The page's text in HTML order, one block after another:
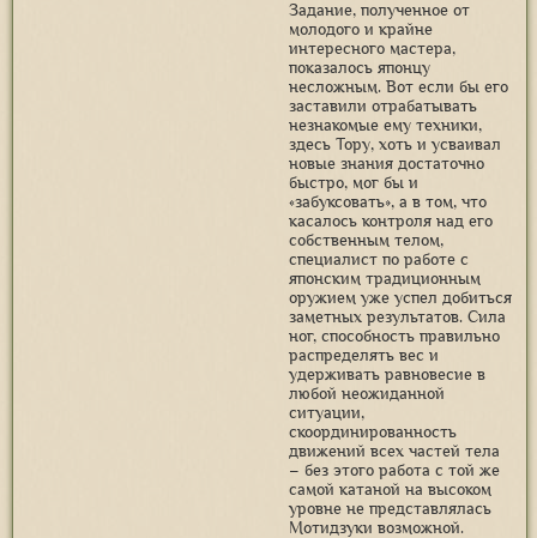
Задание, полученное от
молодого и крайне
интересного мастера,
показалось японцу
несложным. Вот если бы его
заставили отрабатывать
незнакомые ему техники,
здесь Тору, хоть и усваивал
новые знания достаточно
быстро, мог бы и
«забуксовать», а в том, что
касалось контроля над его
собственным телом,
специалист по работе с
японским традиционным
оружием уже успел добиться
заметных результатов. Сила
ног, способность правильно
распределять вес и
удерживать равновесие в
любой неожиданной
ситуации,
скоординированность
движений всех частей тела
– без этого работа с той же
самой катаной на высоком
уровне не представлялась
Мотидзуки возможной.